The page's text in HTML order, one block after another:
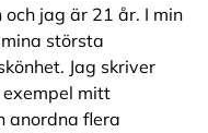
och jag är 21 år. I min
största
Jag skriver
exempel mitt
anordna flera